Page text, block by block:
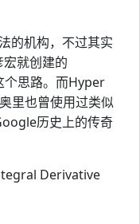
的机构，不过其实
就创建的
个思路。而Hyper
里也曾使用过类似
历史上的传奇
Derivative